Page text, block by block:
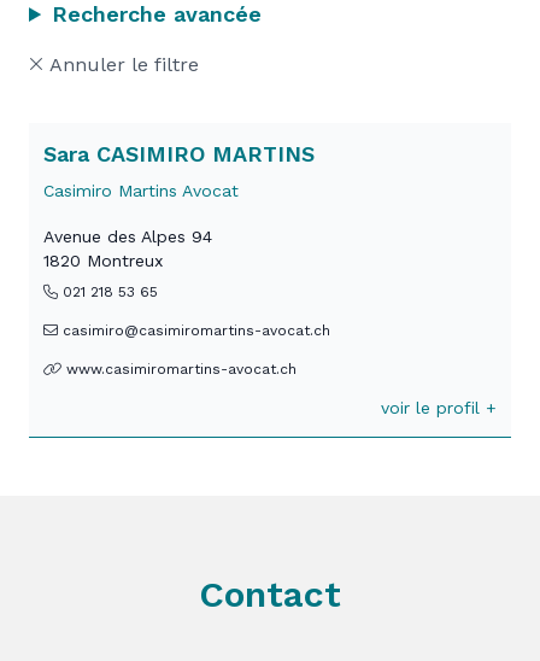
Recherche avancée
Annuler le filtre
Sara CASIMIRO MARTINS
Casimiro Martins Avocat
Avenue des Alpes 94
1820 Montreux
021 218 53 65
casimiro@casimiromartins-avocat.ch
www.casimiromartins-avocat.ch
voir le profil +
Contact